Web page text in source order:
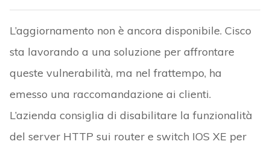
L’aggiornamento non è ancora disponibile. Cisco
sta lavorando a una soluzione per affrontare
queste vulnerabilità, ma nel frattempo, ha
emesso una raccomandazione ai clienti.
L’azienda consiglia di disabilitare la funzionalità
del server HTTP sui router e switch IOS XE per